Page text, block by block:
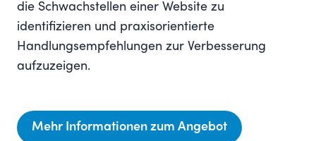
die Schwachstellen einer Website zu
identifizieren und praxisorientierte
Handlungsempfehlungen zur Verbesserung
aufzuzeigen.
Mehr Informationen zum Angebot